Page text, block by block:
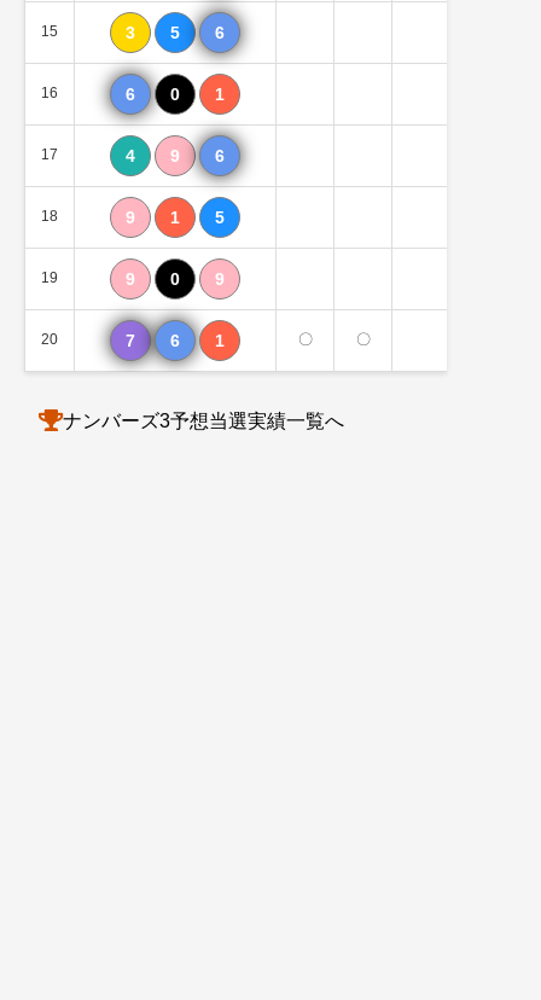
15 3 5 6
16 6 0 1
17 4 9 6
18 9 1 5
19 9 0 9
20 7 6 1 〇 〇
ナンバーズ3予想当選実績一覧へ